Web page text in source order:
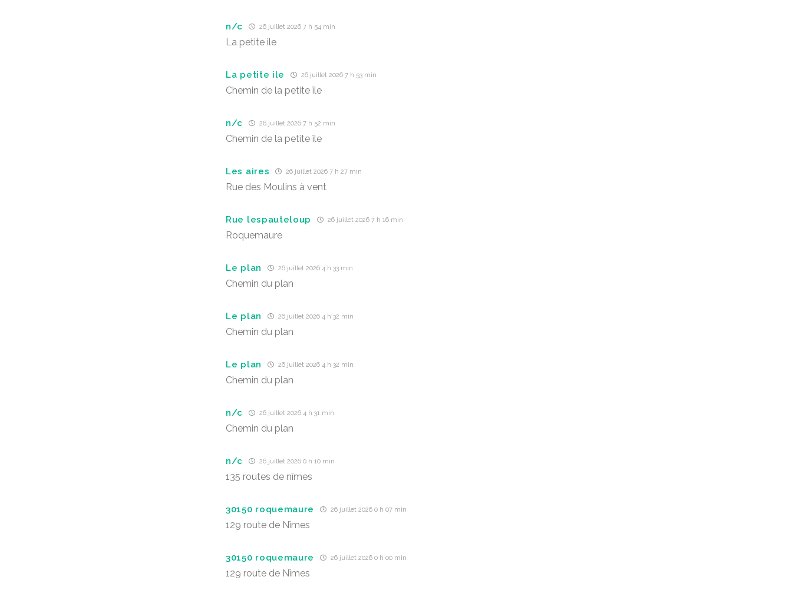
n/c 26 juillet 2026 7 h 54 min
La petite ile
La petite ile 26 juillet 2026 7 h 53 min
Chemin de la petite île
n/c 26 juillet 2026 7 h 52 min
Chemin de la petite île
Les aires 26 juillet 2026 7 h 27 min
Rue des Moulins à vent
Rue lespauteloup 26 juillet 2026 7 h 16 min
Roquemaure
Le plan 26 juillet 2026 4 h 33 min
Chemin du plan
Le plan 26 juillet 2026 4 h 32 min
Chemin du plan
Le plan 26 juillet 2026 4 h 32 min
Chemin du plan
n/c 26 juillet 2026 4 h 31 min
Chemin du plan
n/c 26 juillet 2026 0 h 10 min
135 routes de nîmes
30150 roquemaure 26 juillet 2026 0 h 07 min
129 route de Nîmes
30150 roquemaure 26 juillet 2026 0 h 00 min
129 route de Nîmes